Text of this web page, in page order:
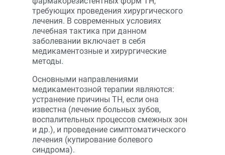
требующих проведения хирургического
лечения. В современных условиях
лечебная тактика при данном
заболевании включает в себя
медикаментозные и хирургические
методы.
Основными направлениями
медикаментозной терапии являются:
устранение причины ТН, если она
известна (лечение больных зубов,
воспалительных процессов смежных зон
и др.), и проведение симптоматического
лечения (купирование болевого
синдрома).